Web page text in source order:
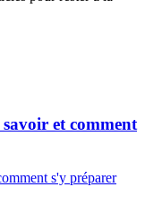
et comment
s'y préparer